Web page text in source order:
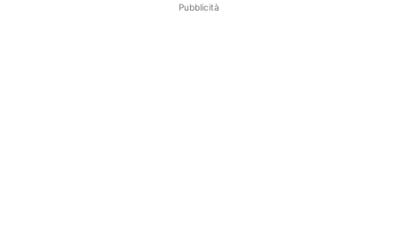
Pubblicità